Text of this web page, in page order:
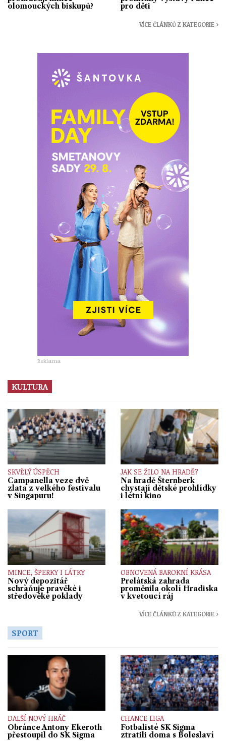
olomouckých biskupů?
pro děti
VÍCE ČLÁNKŮ Z KATEGORIE ›
Reklama
KULTURA
SKVĚLÝ ÚSPĚCH
Campanella veze dvě
zlata z velkého festivalu
v Singapuru!
JAK SE ŽILO NA HRADĚ?
Na hradě Šternberk
chystají dětské prohlídky
i letní kino
MINCE, ŠPERKY I LÁTKY
Nový depozitář
schraňuje pravěké i
středověké poklady
OBNOVENÁ BAROKNÍ KRÁSA
Prelátská zahrada
proměnila okolí Hradiska
v kvetoucí ráj
VÍCE ČLÁNKŮ Z KATEGORIE ›
SPORT
DALŠÍ NOVÝ HRÁČ
Obránce Antony Ekeroth
přestoupil do SK Sigma
CHANCE LIGA
Fotbalisté SK Sigma
ztratili doma s Boleslaví